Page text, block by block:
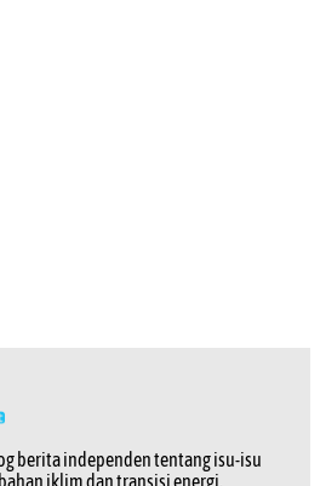
berita independen tentang isu-isu